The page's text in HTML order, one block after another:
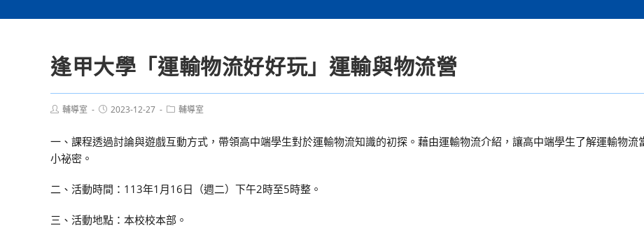
逢甲大學「運輸物流好好玩」運輸與物流營
Post輔導室
Post2023-12-27
Post輔導室
一、課程透過討論與遊戲互動方式，帶領高中端學生對於運輸物流知識的初探。藉由運輸物流介紹，讓高中端學生了解運輸物流
小祕密。
二、活動時間：113年1月16日（週二）下午2時至5時整。
三、活動地點：本校校本部。